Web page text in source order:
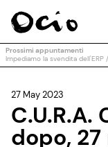
Prossimi appuntamenti
Impediamo la svendita
27 May 2023
C.U.R.A.
dopo,